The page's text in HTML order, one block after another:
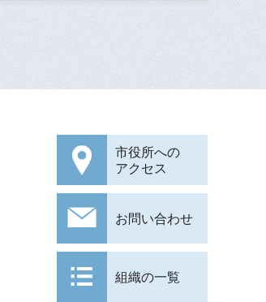
市役所への
アクセス
お問い合わせ
組織の一覧